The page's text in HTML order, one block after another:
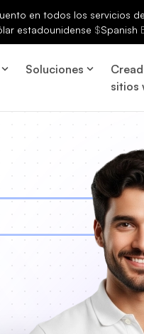
en todos los servicios
estadounidense $Spanish
Soluciones
sitios